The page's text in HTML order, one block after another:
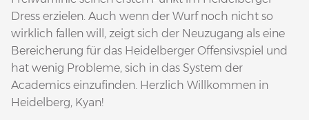
Dress erzielen. Auch wenn der Wurf noch nicht so
wirklich fallen will, zeigt sich der Neuzugang als eine
Bereicherung für das Heidelberger Offensivspiel und
hat wenig Probleme, sich in das System der
Academics einzufinden. Herzlich Willkommen in
Heidelberg, Kyan!